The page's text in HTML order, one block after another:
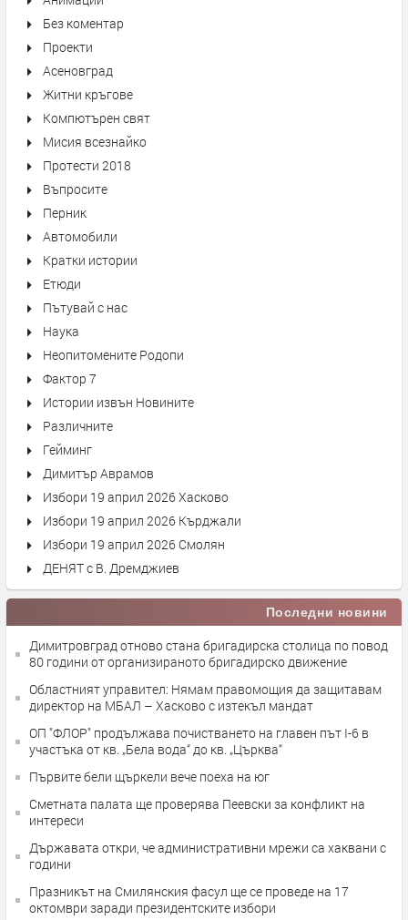
Без коментар
Проекти
Асеновград
Житни кръгове
Компютърен свят
Мисия всезнайко
Протести 2018
Въпросите
Перник
Автомобили
Кратки истории
Етюди
Пътувай с нас
Наука
Неопитомените Родопи
Фактор 7
Истории извън Новините
Различните
Гейминг
Димитър Аврамов
Избори 19 април 2026 Хасково
Избори 19 април 2026 Кърджали
Избори 19 април 2026 Смолян
ДЕНЯТ с В. Дремджиев
Последни новини
Димитровград отново стана бригадирска столица по повод
80 години от организираното бригадирско движение
Областният управител: Нямам правомощия да защитавам
директор на МБАЛ – Хасково с изтекъл мандат
ОП "ФЛОР" продължава почистването на главен път I-6 в
участъка от кв. „Бела вода“ до кв. „Църква“
Първите бели щъркели вече поеха на юг
Сметната палата ще провeрява Пеевски за конфликт на
интереси
Държавата откри, че административни мрежи са хаквани с
години
Празникът на Смилянския фасул ще се проведе на 17
октомври заради президентските избори